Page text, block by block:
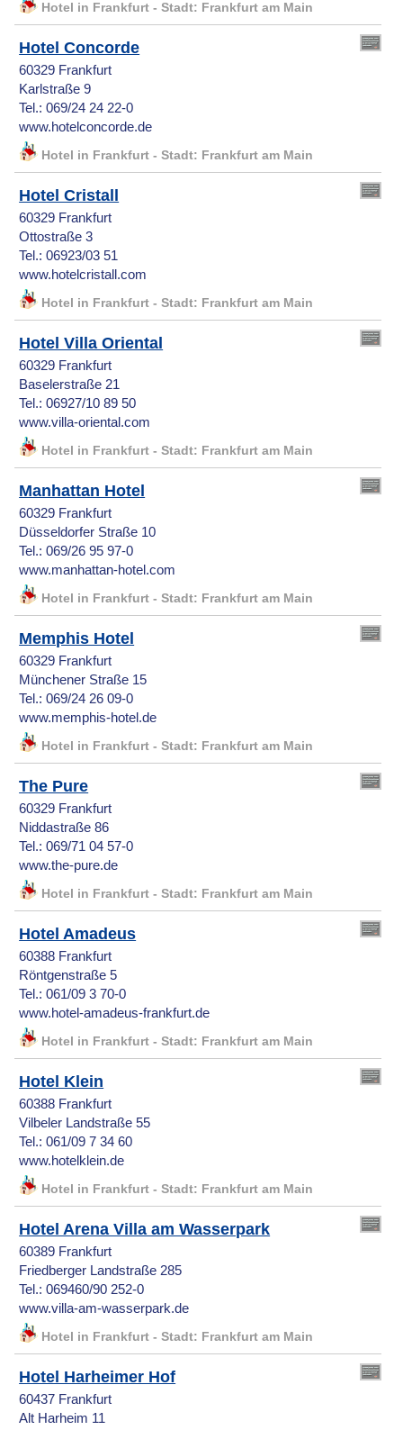
Hotel in Frankfurt - Stadt: Frankfurt am Main
Hotel Concorde
60329 Frankfurt
Karlstraße 9
Tel.: 069/24 24 22-0
www.hotelconcorde.de
Hotel in Frankfurt - Stadt: Frankfurt am Main
Hotel Cristall
60329 Frankfurt
Ottostraße 3
Tel.: 06923/03 51
www.hotelcristall.com
Hotel in Frankfurt - Stadt: Frankfurt am Main
Hotel Villa Oriental
60329 Frankfurt
Baselerstraße 21
Tel.: 06927/10 89 50
www.villa-oriental.com
Hotel in Frankfurt - Stadt: Frankfurt am Main
Manhattan Hotel
60329 Frankfurt
Düsseldorfer Straße 10
Tel.: 069/26 95 97-0
www.manhattan-hotel.com
Hotel in Frankfurt - Stadt: Frankfurt am Main
Memphis Hotel
60329 Frankfurt
Münchener Straße 15
Tel.: 069/24 26 09-0
www.memphis-hotel.de
Hotel in Frankfurt - Stadt: Frankfurt am Main
The Pure
60329 Frankfurt
Niddastraße 86
Tel.: 069/71 04 57-0
www.the-pure.de
Hotel in Frankfurt - Stadt: Frankfurt am Main
Hotel Amadeus
60388 Frankfurt
Röntgenstraße 5
Tel.: 061/09 3 70-0
www.hotel-amadeus-frankfurt.de
Hotel in Frankfurt - Stadt: Frankfurt am Main
Hotel Klein
60388 Frankfurt
Vilbeler Landstraße 55
Tel.: 061/09 7 34 60
www.hotelklein.de
Hotel in Frankfurt - Stadt: Frankfurt am Main
Hotel Arena Villa am Wasserpark
60389 Frankfurt
Friedberger Landstraße 285
Tel.: 069460/90 252-0
www.villa-am-wasserpark.de
Hotel in Frankfurt - Stadt: Frankfurt am Main
Hotel Harheimer Hof
60437 Frankfurt
Alt Harheim 11